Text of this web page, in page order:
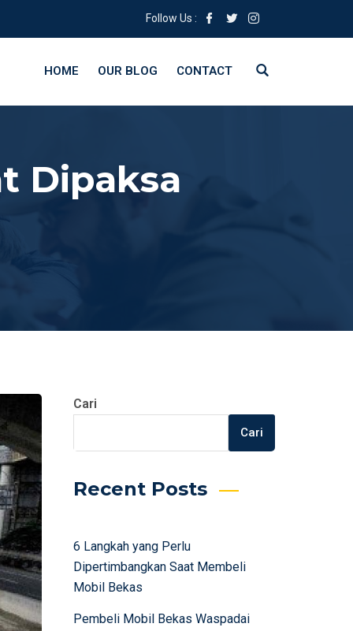
Follow Us :
HOME OUR BLOG CONTACT
Dipaksa
Cari
Cari
Recent Posts
6 Langkah yang Perlu
Dipertimbangkan Saat Membeli
Mobil Bekas
Pembeli Mobil Bekas Waspadai